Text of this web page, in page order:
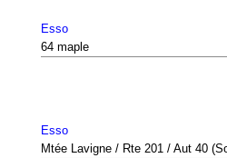
Esso
64 maple
Esso
Mtée Lavigne / Rte 201 / Aut 40